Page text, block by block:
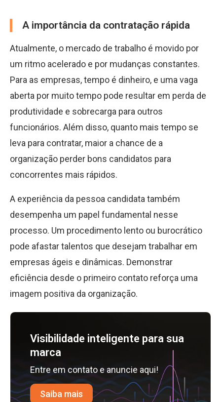
A importância da contratação rápida
Atualmente, o mercado de trabalho é movido por
um ritmo acelerado e por mudanças constantes.
Para as empresas, tempo é dinheiro, e uma vaga
aberta por muito tempo pode resultar em perda de
produtividade e sobrecarga para outros
funcionários. Além disso, quanto mais tempo se
leva para contratar, maior a chance de a
organização perder bons candidatos para
concorrentes mais rápidos.
A experiência da pessoa candidata também
desempenha um papel fundamental nesse
processo. Um procedimento lento ou burocrático
pode afastar talentos que desejam trabalhar em
empresas ágeis e dinâmicas. Demonstrar
eficiência desde o primeiro contato reforça uma
imagem positiva da organização.
Visibilidade inteligente para sua
marca
Entre em contato e anuncie aqui!
Saiba mais